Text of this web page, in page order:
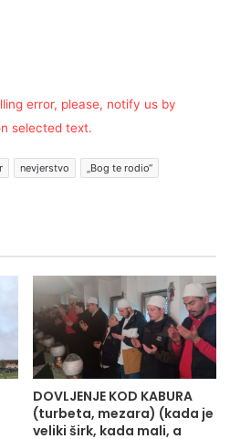
error, please, notify us by
selected text.
nevjerstvo „Bog te rodio“
DOVLJENJE KOD KABURA
(turbeta, mezara) (kada je
veliki širk, kada mali, a